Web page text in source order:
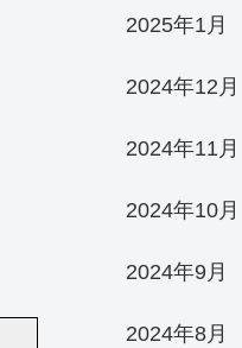
2025年1月
2024年12月
2024年11月
2024年10月
2024年9月
2024年8月